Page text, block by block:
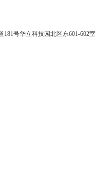
号华立科技园北区东601-602室